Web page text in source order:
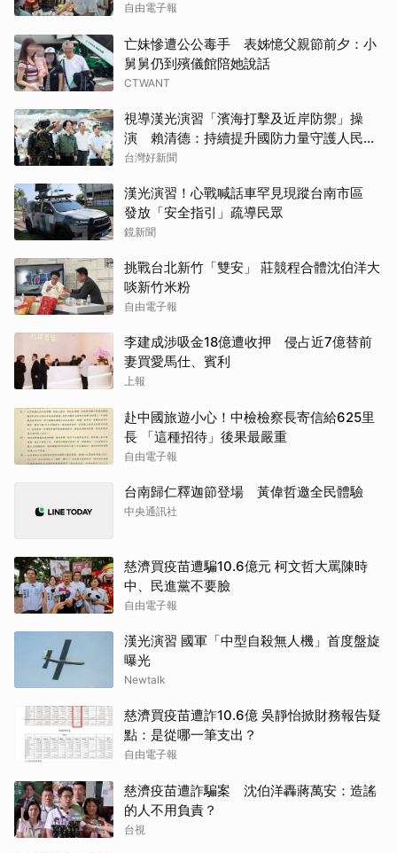
自由電子報
亡妹慘遭公公毒手 表姊憶父親節前夕：小
舅舅仍到殯儀館陪她說話
CTWANT
視導漢光演習「濱海打擊及近岸防禦」操
演 賴清德：持續提升國防力量守護人民安
全
台灣好新聞
漢光演習！心戰喊話車罕見現蹤台南市區
發放「安全指引」疏導民眾
鏡新聞
挑戰台北新竹「雙安」 莊競程合體沈伯洋大
啖新竹米粉
自由電子報
李建成涉吸金18億遭收押 侵占近7億替前
妻買愛馬仕、賓利
上報
赴中國旅遊小心！中檢檢察長寄信給625里
長 「這種招待」後果最嚴重
自由電子報
台南歸仁釋迦節登場 黃偉哲邀全民體驗
中央通訊社
慈濟買疫苗遭騙10.6億元 柯文哲大罵陳時
中、民進黨不要臉
自由電子報
漢光演習 國軍「中型自殺無人機」首度盤旋
曝光
Newtalk
慈濟買疫苗遭詐10.6億 吳靜怡掀財務報告疑
點：是從哪一筆支出？
自由電子報
慈濟疫苗遭詐騙案 沈伯洋轟蔣萬安：造謠
的人不用負責？
台視